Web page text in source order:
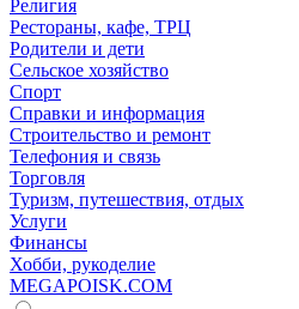
Религия
Рестораны, кафе, ТРЦ
Родители и дети
Сельское хозяйство
Спорт
Справки и информация
Строительство и ремонт
Телефония и связь
Торговля
Туризм, путешествия, отдых
Услуги
Финансы
Хобби, рукоделие
MEGAPOISK.COM